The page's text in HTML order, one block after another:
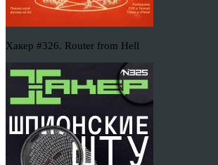
Хакер #326. Router from Hell